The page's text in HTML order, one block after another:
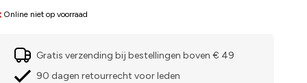
Online niet op voorraad
Gratis verzending bij bestellingen boven € 49
90 dagen retourrecht voor leden